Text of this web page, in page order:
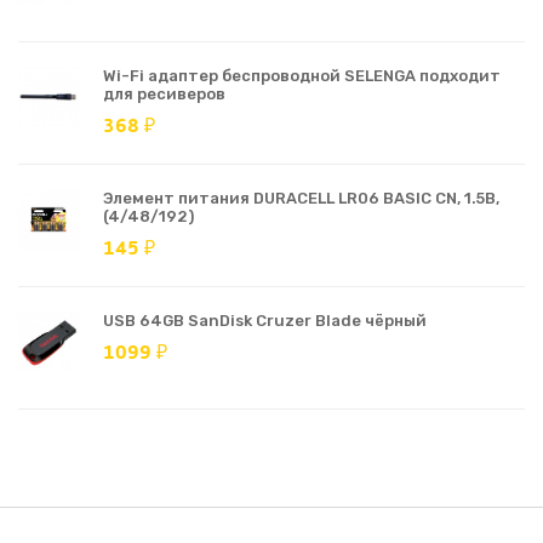
Wi-Fi адаптер беспроводной SELENGA подходит
для ресиверов
368 ₽
Элемент питания DURACELL LR06 BASIC CN, 1.5В,
(4/48/192)
145 ₽
USB 64GB SanDisk Cruzer Blade чёрный
1099 ₽